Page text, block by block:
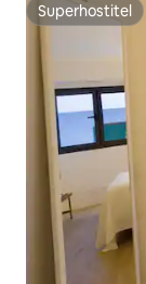
Superhostiteľ
Superhostiteľ